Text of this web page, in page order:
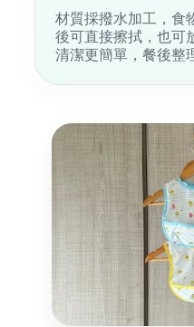
材質採撥水加工，食
後可直接擦拭，也可
清潔更簡單，餐後整